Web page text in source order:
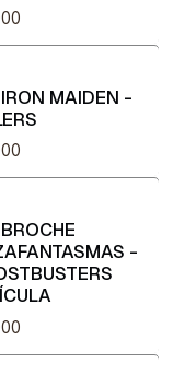
MAIDEN -
-